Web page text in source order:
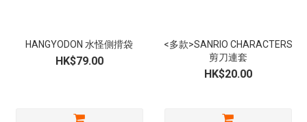
HANGYODON 水怪側揹袋
HK$79.00
<多款>SANRIO CHARACTERS
剪刀連套
HK$20.00